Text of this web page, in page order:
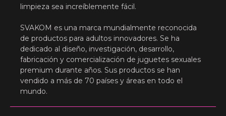
limpieza sea increíblemente fácil.
SVAKOM es una marca mundialmente reconocida
de productos para adultos innovadores. Se ha
dedicado al diseño, investigación, desarrollo,
fabricación y comercialización de juguetes sexuales
premium durante años. Sus productos se han
vendido a más de 70 países y áreas en todo el
mundo.